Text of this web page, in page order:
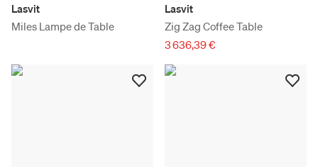
Lasvit
Miles Lampe de Table
Lasvit
Zig Zag Coffee Table
3 636,39 €